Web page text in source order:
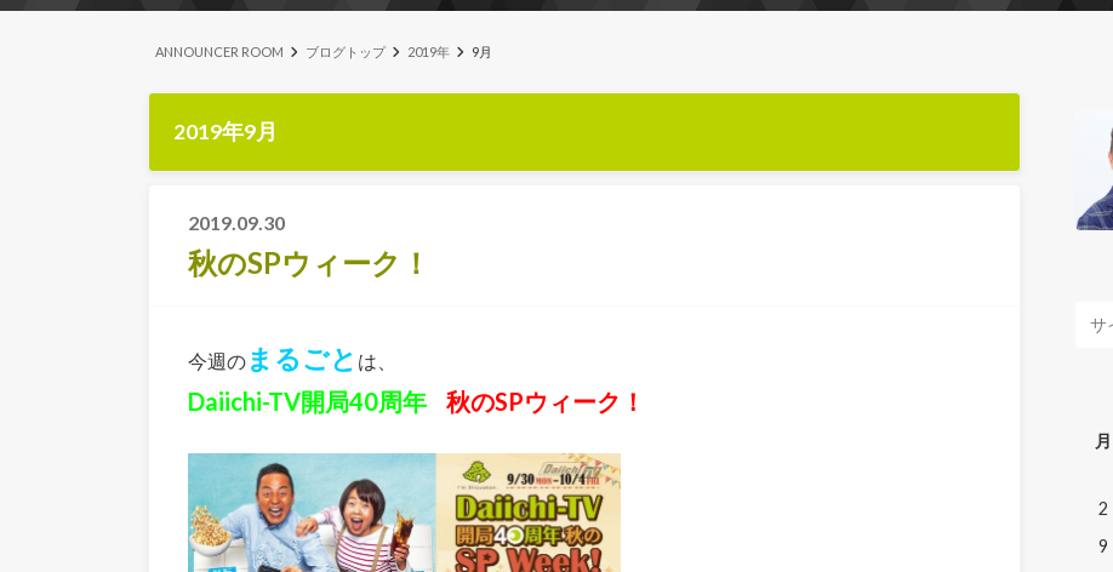
ANNOUNCER ROOM ブログトップ 2019年 9月
2019年9月
2019.09.30
秋のSPウィーク！
今週の まるごと は、
Daiichi-TV開局40周年 秋のSPウィーク！
月
2
9